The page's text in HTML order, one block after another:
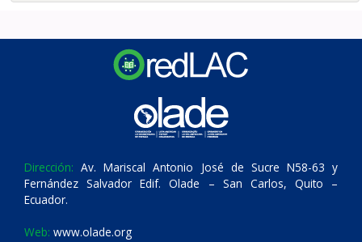
Dirección: Av. Mariscal Antonio José de Sucre N58-63 y
Fernández Salvador Edif. Olade – San Carlos, Quito –
Ecuador.
Web: www.olade.org